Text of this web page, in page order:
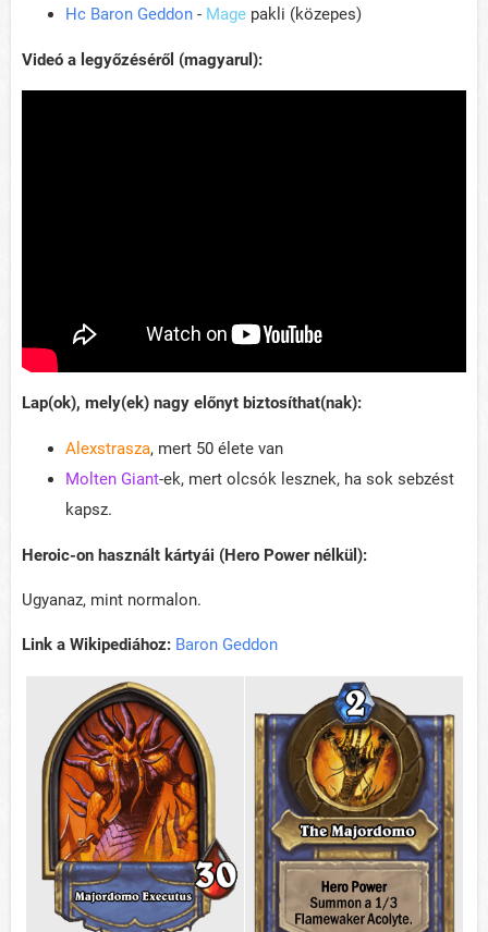
Hc Baron Geddon - Mage pakli (közepes)
Videó a legyőzéséről (magyarul):
Lap(ok), mely(ek) nagy előnyt biztosíthat(nak):
Alexstrasza, mert 50 élete van
Molten Giant-ek, mert olcsók lesznek, ha sok sebzést
kapsz.
Heroic-on használt kártyái (Hero Power nélkül):
Ugyanaz, mint normalon.
Link a Wikipediához: Baron Geddon